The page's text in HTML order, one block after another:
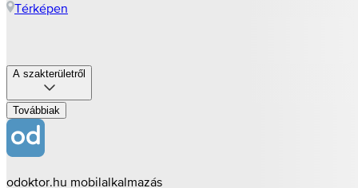
Térképen
A szakterületről
Továbbiak
odoktor.hu mobilalkalmazás